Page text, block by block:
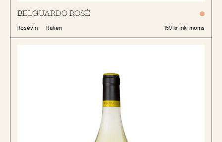
BELGUARDO ROSÉ
Rosévin Italien 159 kr inkl moms